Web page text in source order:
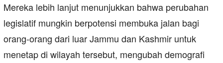
Mereka lebih lanjut menunjukkan bahwa perubahan
legislatif mungkin berpotensi membuka jalan bagi
orang-orang dari luar Jammu dan Kashmir untuk
menetap di wilayah tersebut, mengubah demografi